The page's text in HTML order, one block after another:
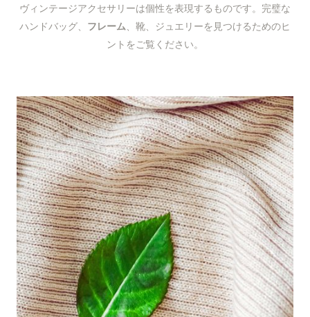
ヴィンテージアクセサリーは個性を表現するものです。完璧な
ハンドバッグ、 フレーム 、靴、ジュエリーを見つけるためのヒ
ントをご覧ください。